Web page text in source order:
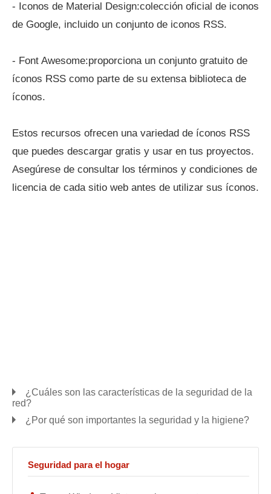
- Iconos de Material Design:colección oficial de iconos
de Google, incluido un conjunto de iconos RSS.
- Font Awesome:proporciona un conjunto gratuito de
íconos RSS como parte de su extensa biblioteca de
íconos.
Estos recursos ofrecen una variedad de íconos RSS
que puedes descargar gratis y usar en tus proyectos.
Asegúrese de consultar los términos y condiciones de
licencia de cada sitio web antes de utilizar sus íconos.
¿Cuáles son las características de la seguridad de la
red?
¿Por qué son importantes la seguridad y la higiene?
Seguridad para el hogar